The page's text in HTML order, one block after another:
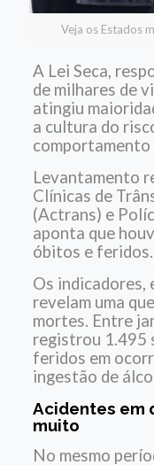
Veja os Estados
A Lei Seca,
de milhares de
atingiu
a cultura do
Levantamento
Clínicas de
(Actrans) e
aponta que
óbitos e feridos.
Os indicadores,
revelam uma
mortes. Entre
registrou 1.495
feridos em
ingestão de
Acidentes em
muito
No mesmo